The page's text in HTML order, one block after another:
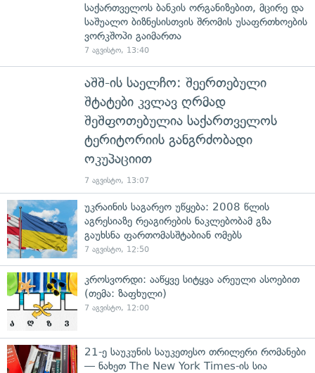
საქართველოს ბანკის ორგანიზებით, მცირე და
საშუალო ბიზნესისთვის შრომის უსაფრთხოების
ვორკშოპი გაიმართა
7 აგვისტო, 13:40
აშშ-ის საელჩო: შეერთებული
შტატები კვლავ ღრმად
შეშფოთებულია საქართველოს
ტერიტორიის განგრძობადი
ოკუპაციით
7 აგვისტო, 13:07
უკრაინის საგარეო უწყება: 2008 წლის
აგრესიაზე რეაგირების ნაკლებობამ გზა
გაუხსნა ფართომასშტაბიან ომებს
7 აგვისტო, 12:50
კროსვორდი: ააწყვე სიტყვა არეული ასოებით
(თემა: ზაფხული)
7 აგვისტო, 12:00
21-ე საუკუნის საუკეთესო თრილერი რომანები
— ნახეთ The New York Times-ის სია